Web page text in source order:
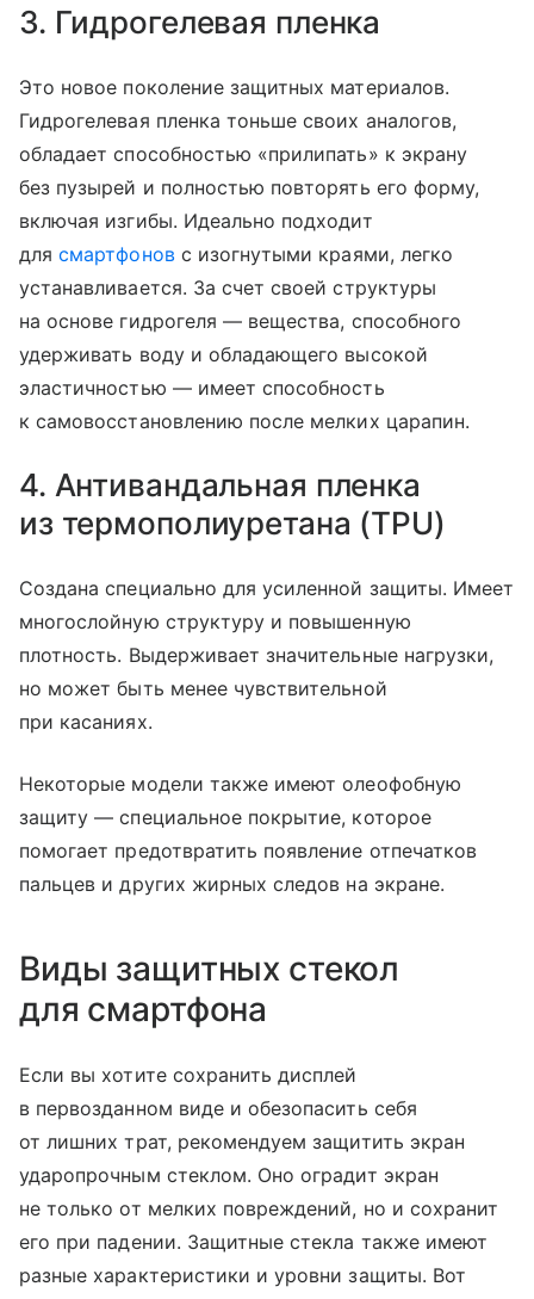
3. Гидрогелевая пленка
Это новое поколение защитных материалов.
Гидрогелевая пленка тоньше своих аналогов,
обладает способностью «прилипать» к экрану
без пузырей и полностью повторять его форму,
включая изгибы. Идеально подходит
длясмартфоновс изогнутыми краями, легко
устанавливается. За счет своей структуры
на основе гидрогеля — вещества, способного
удерживать воду и обладающего высокой
эластичностью — имеет способность
к самовосстановлению после мелких царапин.
4. Антивандальная пленка
из термополиуретана (TPU)
Создана специально для усиленной защиты. Имеет
многослойную структуру и повышенную
плотность. Выдерживает значительные нагрузки,
но может быть менее чувствительной
при касаниях.
Некоторые модели также имеют олеофобную
защиту — специальное покрытие, которое
помогает предотвратить появление отпечатков
пальцев и других жирных следов на экране.
Виды защитных стекол
для смартфона
Если вы хотите сохранить дисплей
в первозданном виде и обезопасить себя
от лишних трат, рекомендуем защитить экран
ударопрочным стеклом. Оно оградит экран
не только от мелких повреждений, но и сохранит
его при падении. Защитные стекла также имеют
разные характеристики и уровни защиты. Вот